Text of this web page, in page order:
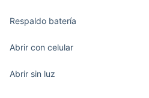
Respaldo batería
Abrir con celular
Abrir sin luz